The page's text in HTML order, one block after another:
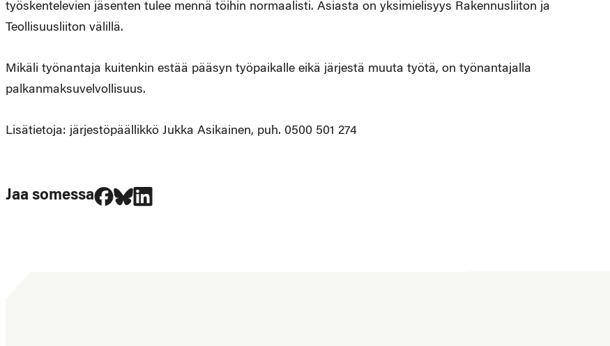
työskentelevien jäsenten tulee mennä töihin normaalisti. Asiasta on yksimielisyys Rakennusliiton ja
Teollisuusliiton välillä.
Mikäli työnantaja kuitenkin estää pääsyn työpaikalle eikä järjestä muuta työtä, on työnantajalla
palkanmaksuvelvollisuus.
Lisätietoja: järjestöpäällikkö Jukka Asikainen, puh. 0500 501 274
Jaa somessa
Jaa Facebookissa
Jaa Blueskyssa
Jaa LinkedIn:ssä